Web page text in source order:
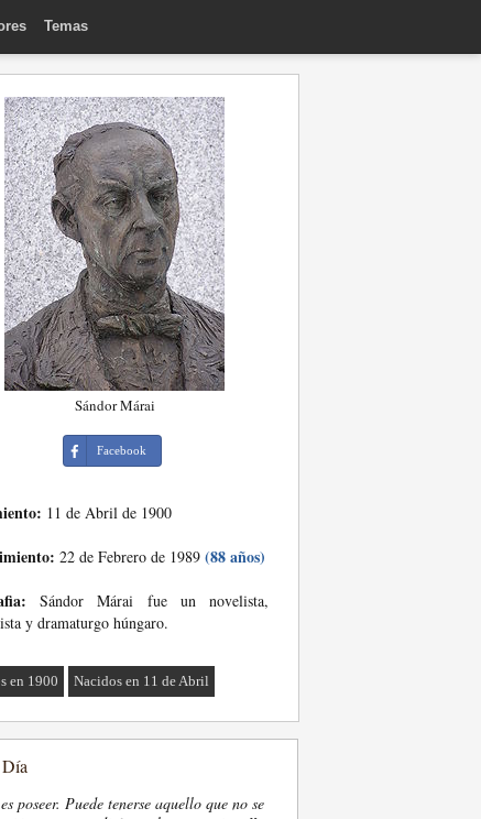
Temas
Sándor Márai
Facebook
11 de Abril de 1900
22 de Febrero de 1989 (88 años)
Sándor Márai fue un novelista,
y dramaturgo húngaro.
en 1900 Nacidos en 11 de Abril
poseer. Puede tenerse aquello que no se